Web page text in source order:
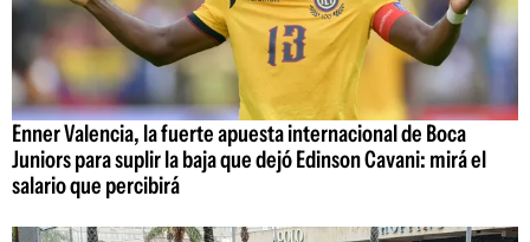
Enner Valencia, la fuerte apuesta internacional de Boca
Juniors para suplir la baja que dejó Edinson Cavani: mirá el
salario que percibirá